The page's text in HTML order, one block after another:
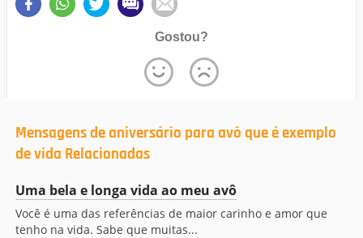
Gostou?
Mensagens de aniversário para avô que é exemplo
de vida Relacionadas
Uma bela e longa vida ao meu avô
Você é uma das referências de maior carinho e amor que
tenho na vida. Sabe que muitas...